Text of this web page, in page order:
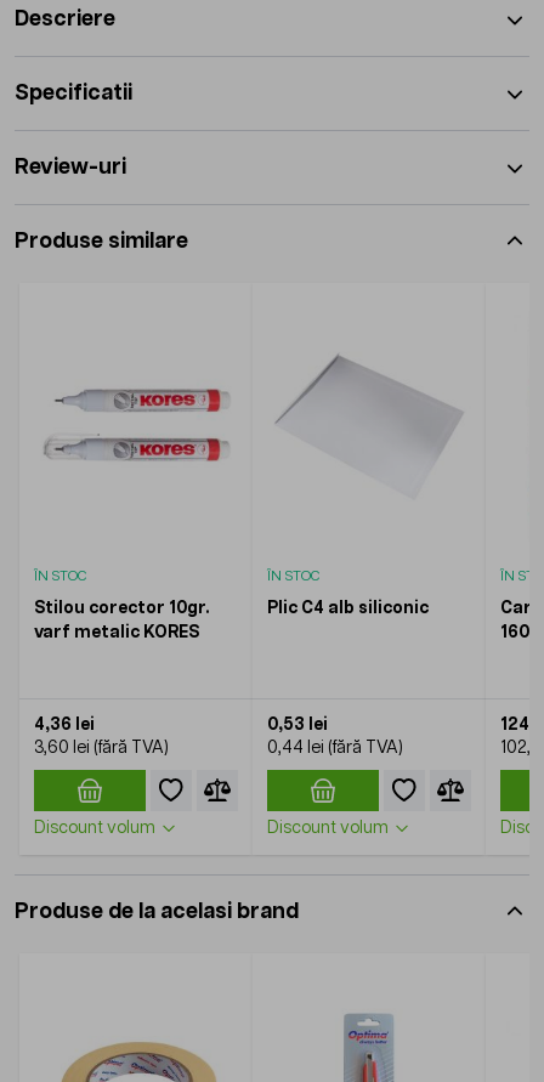
Descriere
Specificatii
Review-uri
Produse similare
ÎN STOC
Stilou corector 10gr.
varf metalic KORES
4,36 lei
3,60 lei
Discount volum
ÎN STOC
Plic C4 alb siliconic
0,53 lei
0,44 lei
Discount volum
ÎN
Produse de la acelasi brand